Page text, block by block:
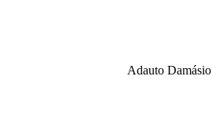
Adauto Damásio